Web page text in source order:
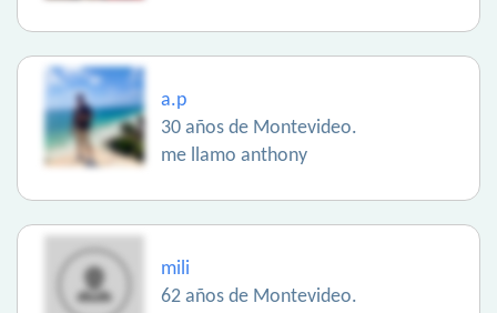
a.p
30 años de Montevideo.
me llamo anthony
mili
62 años de Montevideo.